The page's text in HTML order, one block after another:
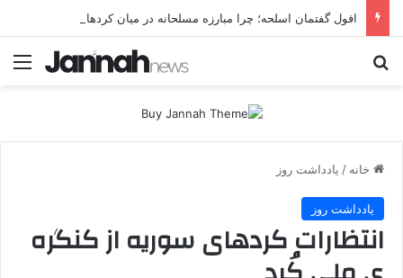
خانه / یادداشت روز
یادداشت روز
انتظارات کردهای سوریه از کنگره